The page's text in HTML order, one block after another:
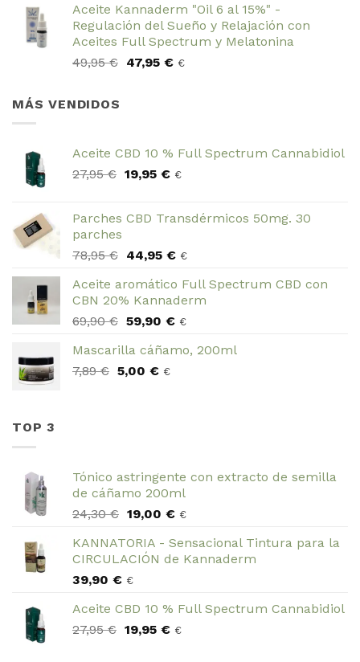
Aceite Kannaderm "Oil 6 al 15%" -
Regulación del Sueño y Relajación con
Aceites Full Spectrum y Melatonina
49,95€ El
47,95 €El
€
MÁS VENDIDOS
Aceite CBD 10 % Full Spectrum Cannabidiol
27,95€ El
era:
19,95 €El
es:
€
Parches CBD Transdérmicos 50mg. 30
parches
78,95€ El
original
era:
78,95 €.
44,95 €El
actual
es:
44,95 €.
€
Aceite aromático Full Spectrum CBD con
CBN 20% Kannaderm
69,90€ El
original
era:
59,90 €El
actual
€
Mascarilla cáñamo, 200ml
7,89€ El
5,00 €El
€
TOP 3
Tónico astringente con extracto de semilla
de cáñamo 200ml
24,30€ El
original
era:
24,30 €.
19,00 €El
actual
es:
€
KANNATORIA - Sensacional Tintura para la
CIRCULACIÓN de Kannaderm
39,90 € €
Aceite CBD 10 % Full Spectrum Cannabidiol
27,95€ El
19,95 €El
€